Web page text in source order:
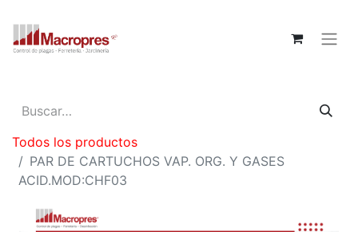
Todos los productos
PAR DE CARTUCHOS VAP. ORG. Y GASES
ACID.MOD:CHF03